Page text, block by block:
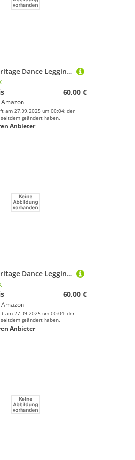
Reebok Heritage Dance Leggings
60,00 €
Amazon
am 27.09.2025 um 00:04; der
geändert haben.
Anbieter
Reebok Heritage Dance Leggings
60,00 €
Amazon
am 27.09.2025 um 00:04; der
geändert haben.
Anbieter